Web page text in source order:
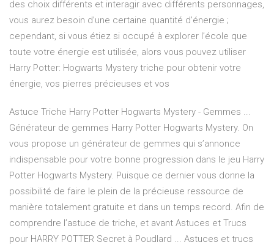
des choix différents et interagir avec différents personnages,
vous aurez besoin d’une certaine quantité d’énergie ;
cependant, si vous étiez si occupé à explorer l’école que
toute votre énergie est utilisée, alors vous pouvez utiliser
Harry Potter: Hogwarts Mystery triche pour obtenir votre
énergie, vos pierres précieuses et vos
Astuce Triche Harry Potter Hogwarts Mystery - Gemmes ...
Générateur de gemmes Harry Potter Hogwarts Mystery. On
vous propose un générateur de gemmes qui s’annonce
indispensable pour votre bonne progression dans le jeu Harry
Potter Hogwarts Mystery. Puisque ce dernier vous donne la
possibilité de faire le plein de la précieuse ressource de
manière totalement gratuite et dans un temps record. Afin de
comprendre l’astuce de triche, et avant Astuces et Trucs
pour HARRY POTTER Secret à Poudlard ... Astuces et trucs